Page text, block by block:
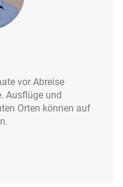
vor Abreise
Ausflüge und
Orten können auf